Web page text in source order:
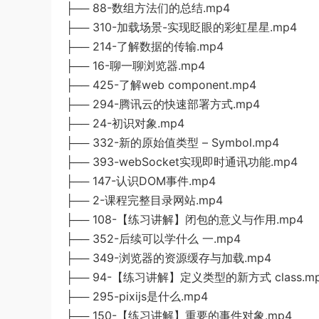
├── 88-数组方法们的总结.mp4
├── 310-加载场景-实现眨眼的彩虹星星.mp4
├── 214-了解数据的传输.mp4
├── 16-聊一聊浏览器.mp4
├── 425-了解web component.mp4
├── 294-腾讯云的快速部署方式.mp4
├── 24-初识对象.mp4
├── 332-新的原始值类型 – Symbol.mp4
├── 393-webSocket实现即时通讯功能.mp4
├── 147-认识DOM事件.mp4
├── 2-课程完整目录网站.mp4
├── 108-【练习讲解】闭包的意义与作用.mp4
├── 352-后续可以学什么 一.mp4
├── 349-浏览器的资源缓存与加载.mp4
├── 94-【练习讲解】定义类型的新方式
├── 295-pixijs是什么.mp4
├── 150-【练习讲解】重要的事件对象.mp4